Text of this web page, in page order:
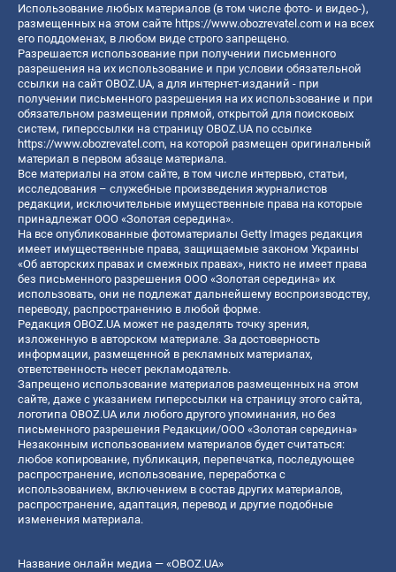
Использование любых материалов (в том числе фото- и видео-),
размещенных на этом сайте https://www.obozrevatel.com и на всех
его поддоменах, в любом виде строго запрещено.
Разрешается использование при получении письменного
разрешения на их использование и при условии обязательной
ссылки на сайт OBOZ.UA, а для интернет-изданий - при
получении письменного разрешения на их использование и при
обязательном размещении прямой, открытой для поисковых
систем, гиперссылки на страницу OBOZ.UA по ссылке
https://www.obozrevatel.com, на которой размещен оригинальный
материал в первом абзаце материала.
Все материалы на этом сайте, в том числе интервью, статьи,
исследования – служебные произведения журналистов
редакции, исключительные имущественные права на которые
принадлежат ООО «Золотая середина».
На все опубликованные фотоматериалы Getty Images редакция
имеет имущественные права, защищаемые законом Украины
«Об авторских правах и смежных правах», никто не имеет права
без письменного разрешения ООО «Золотая середина» их
использовать, они не подлежат дальнейшему воспроизводству,
переводу, распространению в любой форме.
Редакция OBOZ.UA может не разделять точку зрения,
изложенную в авторском материале. За достоверность
информации, размещенной в рекламных материалах,
ответственность несет рекламодатель.
Запрещено использование материалов размещенных на этом
сайте, даже с указанием гиперссылки на страницу этого сайта,
логотипа OBOZ.UA или любого другого упоминания, но без
письменного разрешения Редакции/ООО «Золотая середина»
Незаконным использованием материалов будет считаться:
любое копирование, публикация, перепечатка, последующее
распространение, использование, переработка с
использованием, включением в состав других материалов,
распространение, адаптация, перевод и другие подобные
изменения материала.
Название онлайн медиа — «OBOZ.UA»